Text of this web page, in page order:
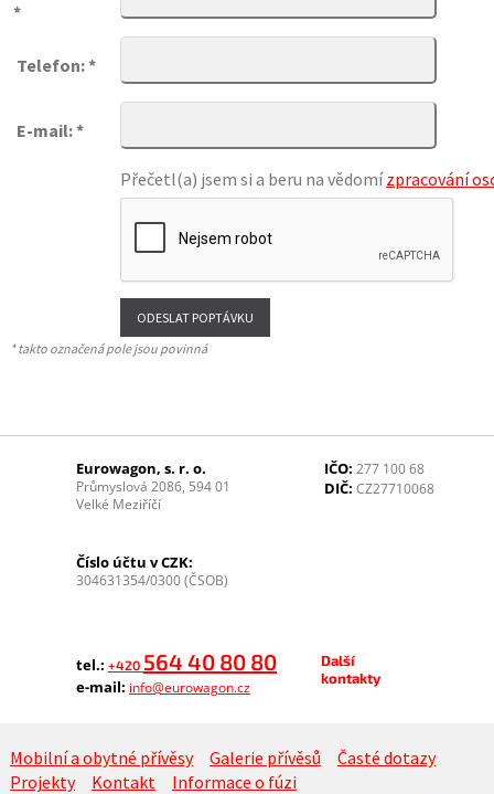
*
Telefon: *
E-mail: *
Přečetl(a) jsem si a beru na vědomízpracování
* takto označená pole jsou povinná
Eurowagon, s. r. o.
Průmyslová 2086, 594 01
Velké Meziříčí
IČO: 277 100 68
DIČ: CZ27710068
Číslo účtu v CZK:
304631354/0300 (ČSOB)
tel.: +420 564 40 80 80
e-mail: info@eurowagon.cz
Další
kontakty
Mobilní a obytné přívěsy Galerie přívěsů
Časté dotazy
Projekty
Kontakt Informace o fúzi